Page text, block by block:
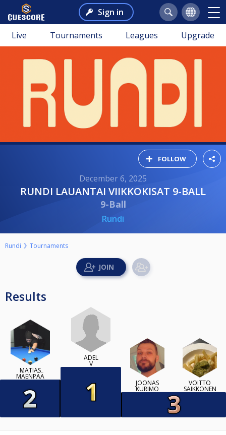
Sign in
Live Tournaments Leagues Upgrade
FOLLOW
December 6, 2025
RUNDI LAUANTAI VIIKKOKISAT 9-BALL
9-Ball
Rundi
Rundi Tournaments
Results
MATIAS
MÄENPÄÄ
ADEL
V
JOONAS
KURIMO
VOITTO
SAIKKONEN